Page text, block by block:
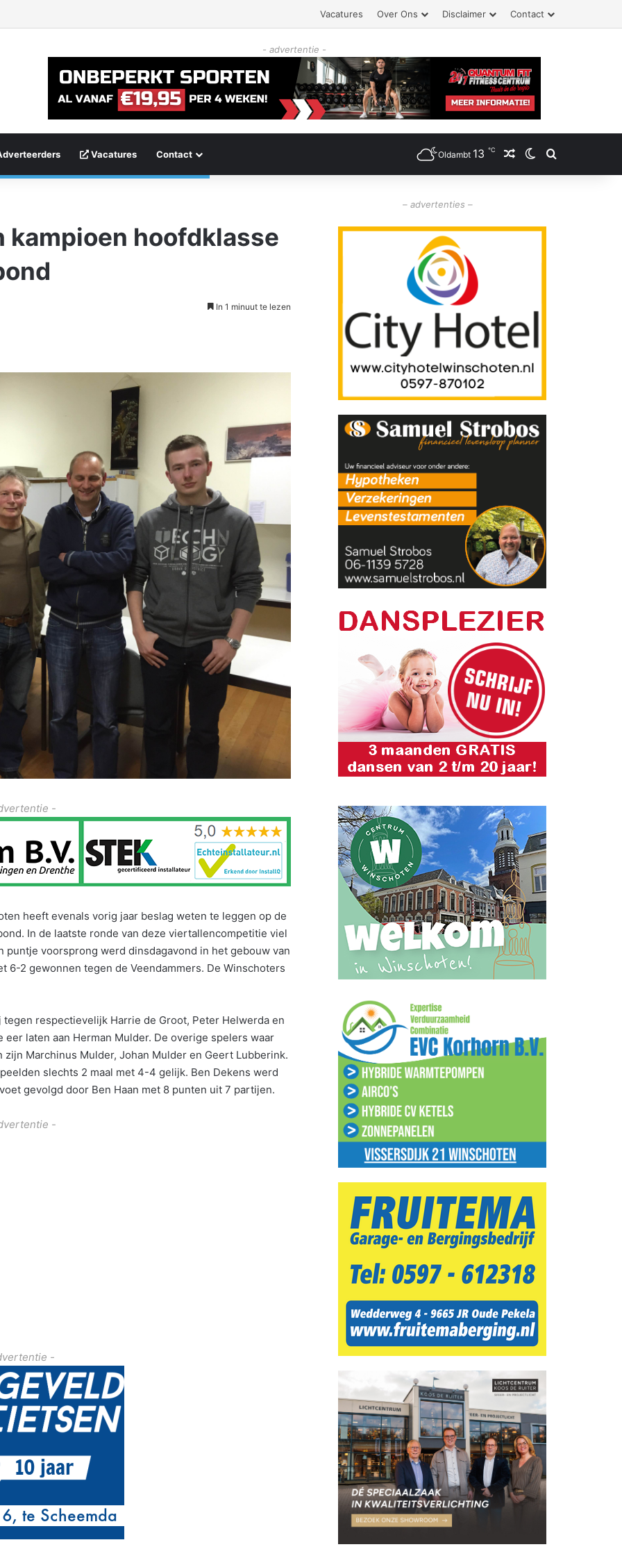
Vacatures Over Ons Disclaimer Contact
- advertentie -
Vacatures Contact Oldambt 13 ℃ Willekeurig artikel
Switch skin
Zoeken
hoofdklasse
In 1 minuut te lezen
-
heeft evenals vorig jaar beslag weten te leggen op de
In de laatste ronde van deze viertallencompetitie viel
puntje voorsprong werd dinsdagavond in het gebouw van
2 gewonnen tegen de Veendammers. De Winschoters
respectievelijk Harrie de Groot, Peter Helwerda en
laten aan Herman Mulder. De overige spelers waar
Marchinus Mulder, Johan Mulder en Geert Lubberink.
slechts 2 maal met 4-4 gelijk. Ben Dekens werd
gevolgd door Ben Haan met 8 punten uit 7 partijen.
-
-
– advertenties –